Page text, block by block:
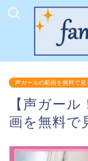
声ガールの動画を無料で見
【声ガー
画を無料で